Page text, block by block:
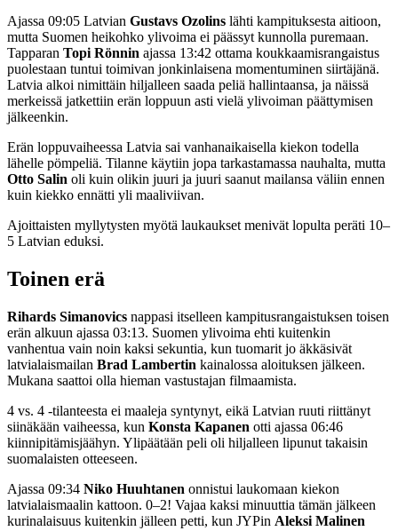
Ajassa 09:05 Latvian Gustavs Ozolins lähti kampituksesta aitioon,
mutta Suomen heikohko ylivoima ei päässyt kunnolla puremaan.
Tapparan Topi Rönnin ajassa 13:42 ottama koukkaamisrangaistus
puolestaan tuntui toimivan jonkinlaisena momentuminen siirtäjänä.
Latvia alkoi nimittäin hiljalleen saada peliä hallintaansa, ja näissä
merkeissä jatkettiin erän loppuun asti vielä ylivoiman päättymisen
jälkeenkin.
Erän loppuvaiheessa Latvia sai vanhanaikaisella kiekon todella
lähelle pömpeliä. Tilanne käytiin jopa tarkastamassa nauhalta, mutta
Otto Salin oli kuin olikin juuri ja juuri saanut mailansa väliin ennen
kuin kiekko ennätti yli maaliviivan.
Ajoittaisten myllytysten myötä laukaukset menivät lopulta peräti 10–
5 Latvian eduksi.
Toinen erä
Rihards Simanovics nappasi itselleen kampitusrangaistuksen toisen
erän alkuun ajassa 03:13. Suomen ylivoima ehti kuitenkin
vanhentua vain noin kaksi sekuntia, kun tuomarit jo äkkäsivät
latvialaismailan Brad Lambertin kainalossa aloituksen jälkeen.
Mukana saattoi olla hieman vastustajan filmaamista.
4 vs. 4 -tilanteesta ei maaleja syntynyt, eikä Latvian ruuti riittänyt
siinäkään vaiheessa, kun Konsta Kapanen otti ajassa 06:46
kiinnipitämisjäähyn. Ylipäätään peli oli hiljalleen lipunut takaisin
suomalaisten otteeseen.
Ajassa 09:34 Niko Huuhtanen onnistui laukomaan kiekon
latvialaismaalin kattoon. 0–2! Vajaa kaksi minuuttia tämän jälkeen
kurinalaisuus kuitenkin jälleen petti, kun JYPin Aleksi Malinen